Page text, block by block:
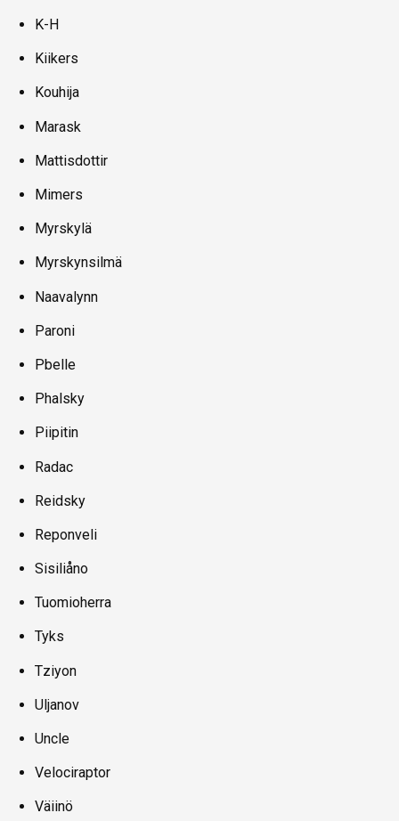
K-H
Kiikers
Kouhija
Marask
Mattisdottir
Mimers
Myrskylä
Myrskynsilmä
Naavalynn
Paroni
Pbelle
Phalsky
Piipitin
Radac
Reidsky
Reponveli
Sisiliåno
Tuomioherra
Tyks
Tziyon
Uljanov
Uncle
Velociraptor
Väiinö